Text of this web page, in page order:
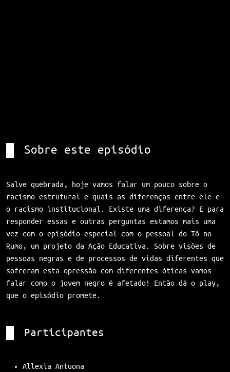
Sobre este episódio
Salve quebrada, hoje vamos falar um pouco sobre o
racismo estrutural e quais as diferenças entre ele e
o racismo institucional. Existe uma diferença? E para
responder essas e outras perguntas estamos mais uma
vez com o episódio especial com o pessoal do Tô no
Rumo, um projeto da Ação Educativa. Sobre visões de
pessoas negras e de processos de vidas diferentes que
sofreram esta opressão com diferentes óticas vamos
falar como o jovem negro é afetado! Então dá o play,
que o episódio promete.
Participantes
Allexia Antuona